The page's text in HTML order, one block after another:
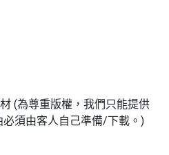
(為尊重版權，我們只能提供
須由客人自己準備/下載。)